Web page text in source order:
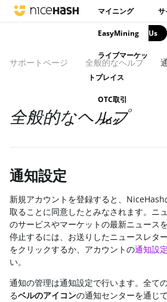
マイニング
EasyMining
ライブマーケッ
トプレイス
OTC取引
ブログ
サ
Us
サポートページ 全般的なヘルプ
全般的なヘルプ
通知設定
新規アカウントを登録すると、
取ることに同意したとみなされます。ニ
のサービスやマーケットの最新ニュース
停止するには、お送りしたニュースレタ
をクリックするか、アカウントの通知設定
い。
通知の管理は通知設定で行います。全て
るベルのアイコンの通知センターを通じ